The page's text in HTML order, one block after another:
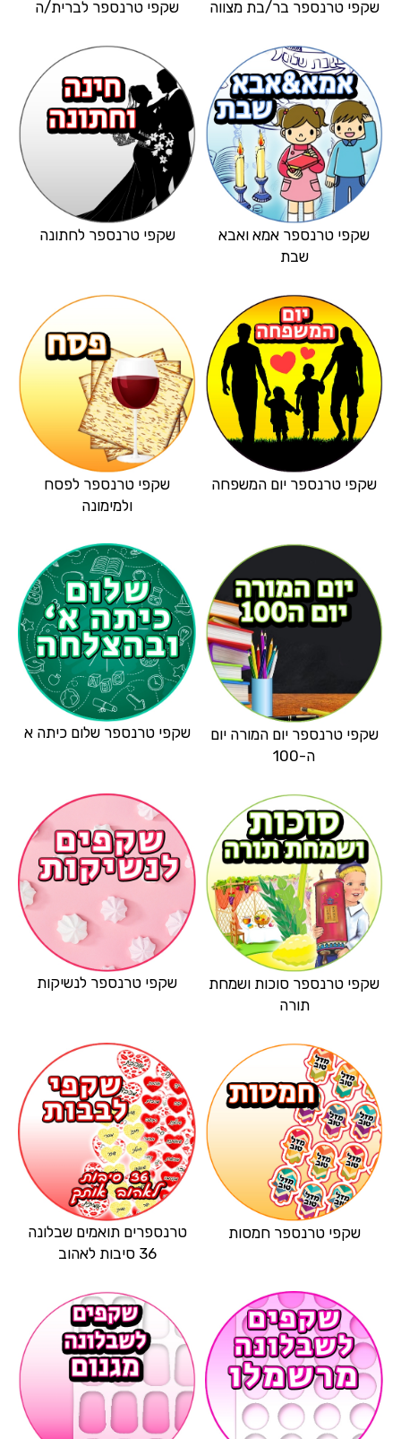
שקפי טרנספר בר/בת מצווה שקפי טרנספר לברית/ה
שקפי טרנספר אמא ואבא
שבת
שקפי טרנספר לחתונה
שקפי טרנספר יום המשפחה
שקפי טרנספר לפסח
ולמימונה
שקפי טרנספר יום המורה יום
ה-100
שקפי טרנספר שלום כיתה א
שקפי טרנספר סוכות ושמחת
תורה
שקפי טרנספר לנשיקות
שקפי טרנספר חמסות
טרנספרים תואמים שבלונה
36 סיבות לאהוב